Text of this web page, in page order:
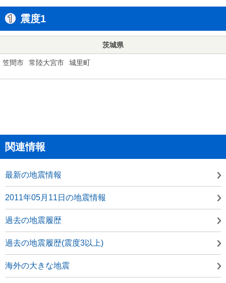
震度1
茨城県
笠間市 常陸大宮市 城里町
関連情報
最新の地震情報
2011年05月11日の地震情報
過去の地震履歴
過去の地震履歴(震度3以上)
海外の大きな地震